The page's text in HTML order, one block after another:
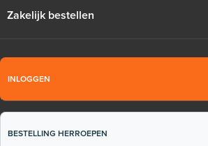
Zakelijk bestellen
INLOGGEN
BESTELLING HERROEPEN